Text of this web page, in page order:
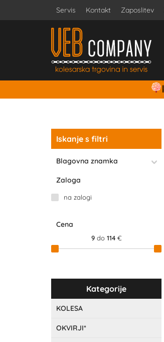
Servis Kontakt Zaposlitev
Iskanje s filtri
Blagovna znamka
Zaloga
na zalogi
Cena
9do 114€
Kategorije
KOLESA
OKVIRJI*